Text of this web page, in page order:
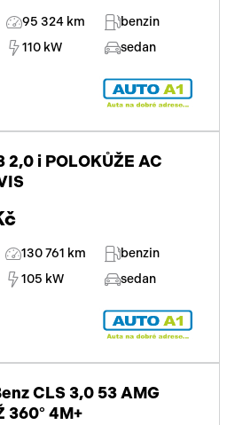
95 324 km
benzin
110 kW sedan
2,0 i POLOKŮŽE AC
130 761 km
benzin
105 kW sedan
CLS 3,0 53 AMG
360° 4M+